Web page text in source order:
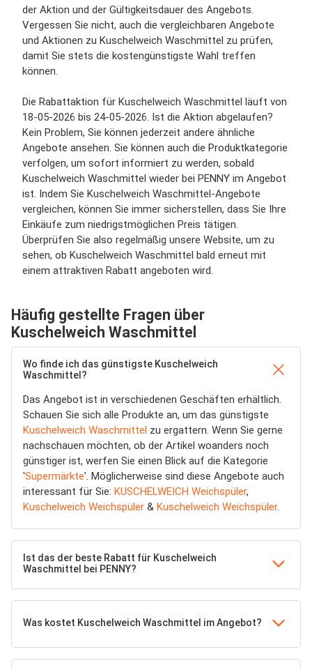
der Aktion und der Gültigkeitsdauer des Angebots.
Vergessen Sie nicht, auch die vergleichbaren Angebote
und Aktionen zu Kuschelweich Waschmittel zu prüfen,
damit Sie stets die kostengünstigste Wahl treffen
können.
Die Rabattaktion für Kuschelweich Waschmittel läuft von
18-05-2026 bis 24-05-2026. Ist die Aktion abgelaufen?
Kein Problem, Sie können jederzeit andere ähnliche
Angebote ansehen. Sie können auch die Produktkategorie
verfolgen, um sofort informiert zu werden, sobald
Kuschelweich Waschmittel wieder bei PENNY im Angebot
ist. Indem Sie Kuschelweich Waschmittel-Angebote
vergleichen, können Sie immer sicherstellen, dass Sie Ihre
Einkäufe zum niedrigstmöglichen Preis tätigen.
Überprüfen Sie also regelmäßig unsere Website, um zu
sehen, ob Kuschelweich Waschmittel bald erneut mit
einem attraktiven Rabatt angeboten wird.
Häufig gestellte Fragen über
Kuschelweich Waschmittel
Wo finde ich das günstigste Kuschelweich
Waschmittel?
Das Angebot ist in verschiedenen Geschäften erhältlich.
Schauen Sie sich alle Produkte an, um das günstigste
Kuschelweich Waschmittel zu ergattern. Wenn Sie gerne
nachschauen möchten, ob der Artikel woanders noch
günstiger ist, werfen Sie einen Blick auf die Kategorie
'Supermärkte'. Möglicherweise sind diese Angebote auch
interessant für Sie: KUSCHELWEICH Weichspüler,
Kuschelweich Weichspüler & Kuschelweich Weichspüler.
Ist das der beste Rabatt für Kuschelweich
Waschmittel bei PENNY?
Was kostet Kuschelweich Waschmittel im Angebot?